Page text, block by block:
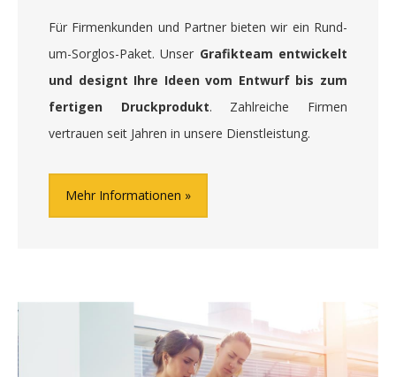
Für Firmenkunden und Partner bieten wir ein Rund-
um-Sorglos-Paket. Unser Grafikteam entwickelt
und designt Ihre Ideen vom Entwurf bis zum
fertigen Druckprodukt. Zahlreiche Firmen
vertrauen seit Jahren in unsere Dienstleistung.
Mehr Informationen